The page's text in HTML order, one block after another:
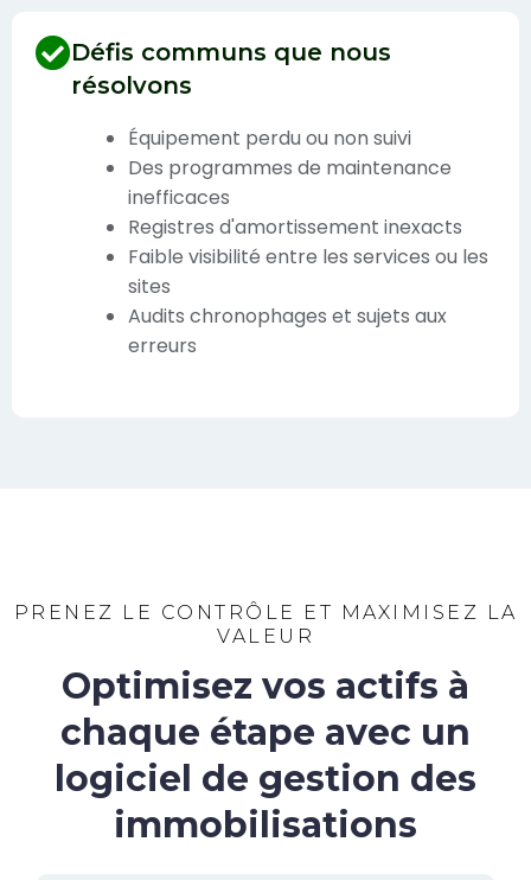
Défis communs que nous
résolvons
Équipement perdu ou non suivi
Des programmes de maintenance
inefficaces
Registres d'amortissement inexacts
Faible visibilité entre les services ou les
sites
Audits chronophages et sujets aux
erreurs
PRENEZ LE CONTRÔLE ET MAXIMISEZ LA
VALEUR
Optimisez vos actifs à
chaque étape avec un
logiciel de gestion des
immobilisations